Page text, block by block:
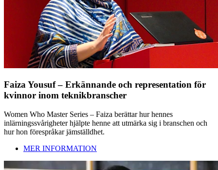
Faiza Yousuf – Erkännande och representation för
kvinnor inom teknikbranscher
Women Who Master Series – Faiza berättar hur hennes
inlärningssvårigheter hjälpte henne att utmärka sig i branschen och
hur hon förespråkar jämställdhet.
MER INFORMATION